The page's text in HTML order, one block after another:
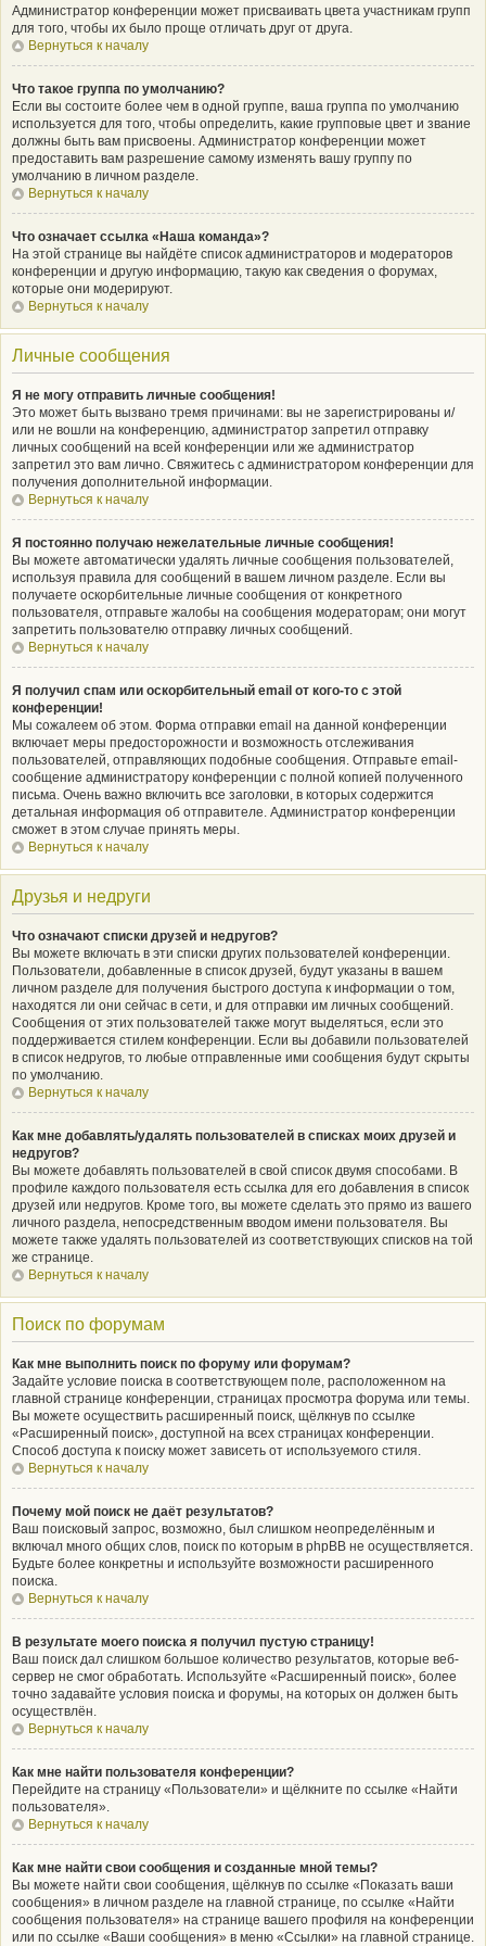
Администратор конференции может присваивать цвета участникам групп
для того, чтобы их было проще отличать друг от друга.
Вернуться к началу
Что такое группа по умолчанию?
Если вы состоите более чем в одной группе, ваша группа по умолчанию
используется для того, чтобы определить, какие групповые цвет и звание
должны быть вам присвоены. Администратор конференции может
предоставить вам разрешение самому изменять вашу группу по
умолчанию в личном разделе.
Вернуться к началу
Что означает ссылка «Наша команда»?
На этой странице вы найдёте список администраторов и модераторов
конференции и другую информацию, такую как сведения о форумах,
которые они модерируют.
Вернуться к началу
Личные сообщения
Я не могу отправить личные сообщения!
Это может быть вызвано тремя причинами: вы не зарегистрированы и/
или не вошли на конференцию, администратор запретил отправку
личных сообщений на всей конференции или же администратор
запретил это вам лично. Свяжитесь с администратором конференции для
получения дополнительной информации.
Вернуться к началу
Я постоянно получаю нежелательные личные сообщения!
Вы можете автоматически удалять личные сообщения пользователей,
используя правила для сообщений в вашем личном разделе. Если вы
получаете оскорбительные личные сообщения от конкретного
пользователя, отправьте жалобы на сообщения модераторам; они могут
запретить пользователю отправку личных сообщений.
Вернуться к началу
Я получил спам или оскорбительный email от кого-то с этой
конференции!
Мы сожалеем об этом. Форма отправки email на данной конференции
включает меры предосторожности и возможность отслеживания
пользователей, отправляющих подобные сообщения. Отправьте email-
сообщение администратору конференции с полной копией полученного
письма. Очень важно включить все заголовки, в которых содержится
детальная информация об отправителе. Администратор конференции
сможет в этом случае принять меры.
Вернуться к началу
Друзья и недруги
Что означают списки друзей и недругов?
Вы можете включать в эти списки других пользователей конференции.
Пользователи, добавленные в список друзей, будут указаны в вашем
личном разделе для получения быстрого доступа к информации о том,
находятся ли они сейчас в сети, и для отправки им личных сообщений.
Сообщения от этих пользователей также могут выделяться, если это
поддерживается стилем конференции. Если вы добавили пользователей
в список недругов, то любые отправленные ими сообщения будут скрыты
по умолчанию.
Вернуться к началу
Как мне добавлять/удалять пользователей в списках моих друзей и
недругов?
Вы можете добавлять пользователей в свой список двумя способами. В
профиле каждого пользователя есть ссылка для его добавления в список
друзей или недругов. Кроме того, вы можете сделать это прямо из вашего
личного раздела, непосредственным вводом имени пользователя. Вы
можете также удалять пользователей из соответствующих списков на той
же странице.
Вернуться к началу
Поиск по форумам
Как мне выполнить поиск по форуму или форумам?
Задайте условие поиска в соответствующем поле, расположенном на
главной странице конференции, страницах просмотра форума или темы.
Вы можете осуществить расширенный поиск, щёлкнув по ссылке
«Расширенный поиск», доступной на всех страницах конференции.
Способ доступа к поиску может зависеть от используемого стиля.
Вернуться к началу
Почему мой поиск не даёт результатов?
Ваш поисковый запрос, возможно, был слишком неопределённым и
включал много общих слов, поиск по которым в phpBB не осуществляется.
Будьте более конкретны и используйте возможности расширенного
поиска.
Вернуться к началу
В результате моего поиска я получил пустую страницу!
Ваш поиск дал слишком большое количество результатов, которые веб-
сервер не смог обработать. Используйте «Расширенный поиск», более
точно задавайте условия поиска и форумы, на которых он должен быть
осуществлён.
Вернуться к началу
Как мне найти пользователя конференции?
Перейдите на страницу «Пользователи» и щёлкните по ссылке «Найти
пользователя».
Вернуться к началу
Как мне найти свои сообщения и созданные мной темы?
Вы можете найти свои сообщения, щёлкнув по ссылке «Показать ваши
сообщения» в личном разделе на главной странице, по ссылке «Найти
сообщения пользователя» на странице вашего профиля на конференции
или по ссылке «Ваши сообщения» в меню «Ссылки» на главной странице.